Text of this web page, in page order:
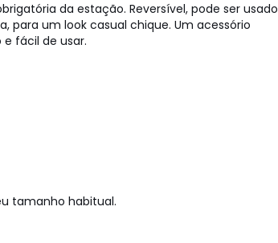
da estação. Reversível, pode ser usado
para um look casual chique. Um acessório
fácil de usar.
tamanho habitual.